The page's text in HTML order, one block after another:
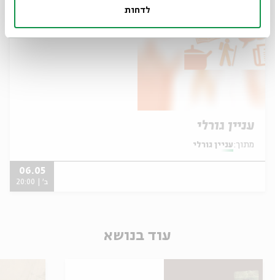
לדחות
עניין גורלי
מתוך: עניין גורלי
06.05
ב' | 20:00
עוד בנושא